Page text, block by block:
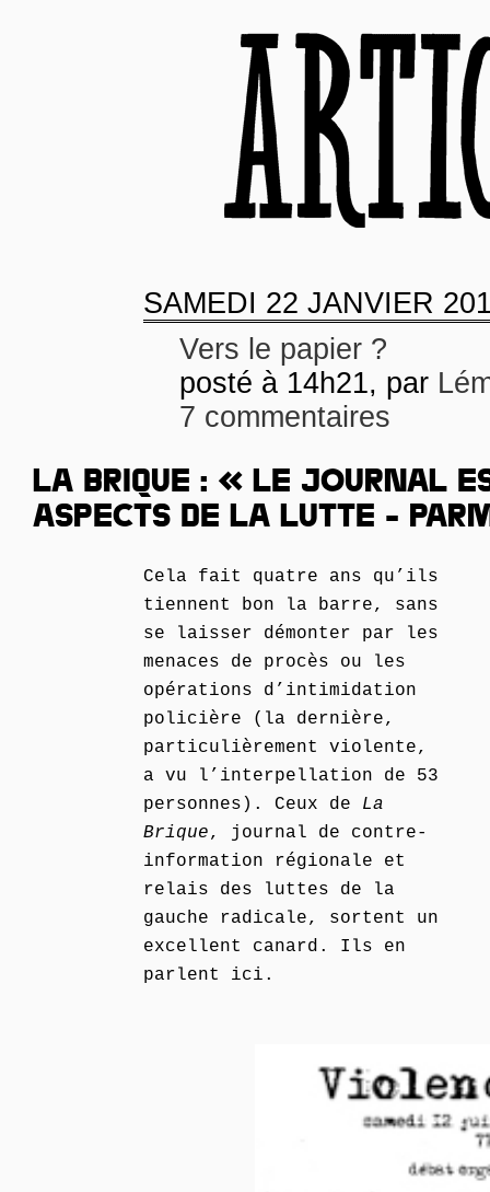
SAMEDI 22 JANVIER
Vers le papier ?
posté à 14h21, par
7 commentaires
LA BRIQUE : « LE JOURNAL
ASPECTS DE LA LUTTE -
Cela fait quatre ans qu’ils
tiennent bon la barre, sans
se laisser démonter par les
menaces de procès ou les
opérations d’intimidation
policière (la dernière,
particulièrement violente,
a vu l’interpellation de 53
personnes). Ceux de La
Brique, journal de contre-
information régionale et
relais des luttes de la
gauche radicale, sortent un
excellent canard. Ils en
parlent ici.